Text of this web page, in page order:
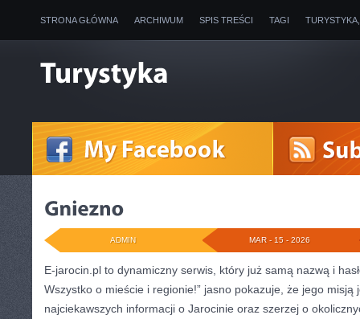
STRONA GŁÓWNA ARCHIWUM SPIS TREŚCI TAGI
MAR - 15 - 2026
ADMIN
E-jarocin.pl to dynamiczny serwis, który już samą nazwą i
Wszystko o mieście i regionie!” jasno pokazuje, że jego misją
najciekawszych informacji o Jarocinie oraz szerzej o